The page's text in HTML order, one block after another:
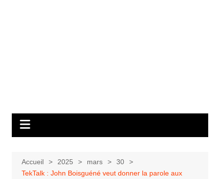
Accueil 2025 mars
30
TekTalk : John Boisguéné veut donner la parole aux